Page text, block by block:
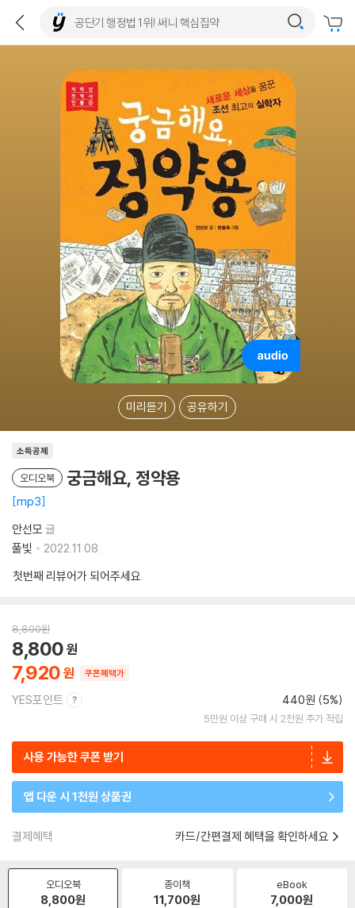
미리듣기 공유하기
소득공제
오디오북 궁금해요, 정약용
mp3
안선모 글
풀빛
2022.11.08.
첫번째 리뷰어가 되어주세요
8,800원
7,920
8,800
쿠폰혜택가
YES포인트 440원 (5%)
5만원 이상 구매 시 2천원 추가 적립
사용 가능한 쿠폰 받기
앱 다운 시 1천원 상품권
결제혜택 카드/간편결제 혜택을 확인하세요
오디오북
8,800원
종이책
11,700원
eBook
7,000원